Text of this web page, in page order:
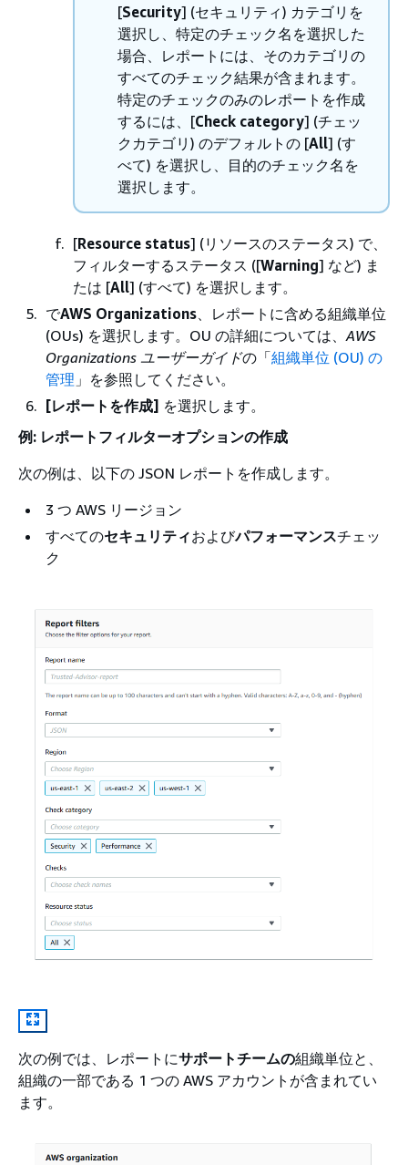
[Security] (セキュリティ) カテゴリを
選択し、特定のチェック名を選択した
場合、レポートには、そのカテゴリの
すべてのチェック結果が含まれます。
特定のチェックのみのレポートを作成
するには、[Check category] (チェッ
クカテゴリ) のデフォルトの [All] (す
べて) を選択し、目的のチェック名を
選択します。
[Resource status] (リソースのステータス) で、
フィルターするステータス ([Warning] など) ま
たは [All] (すべて) を選択します。
でAWS Organizations、レポートに含める組織単位
(OUs) を選択します。OU の詳細については、AWS
Organizations ユーザーガイドの「組織単位 (OU) の
管理 」を参照してください。
[レポートを作成] を選択します。
例: レポートフィルターオプションの作成
次の例は、以下の JSON レポートを作成します。
3 つ AWS リージョン
すべてのセキュリティおよびパフォーマンスチェッ
ク
次の例では、レポートにサポートチームの組織単位と、
組織の一部である 1 つの AWS アカウントが含まれてい
ます。